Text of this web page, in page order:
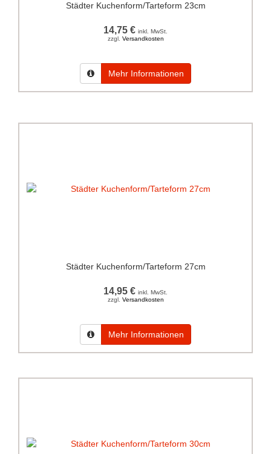
Städter Kuchenform/Tarteform 23cm
14,75 € inkl. MwSt.
zzgl. Versandkosten
Mehr Informationen
Städter Kuchenform/Tarteform 27cm
14,95 € inkl. MwSt.
zzgl. Versandkosten
Mehr Informationen